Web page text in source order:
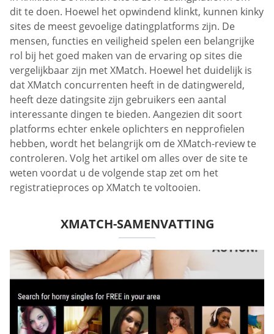
dit te doen. Hoewel het opwindend klinkt, kunnen kinky
sites de meest gevoelige datingplatforms zijn. De
mensen, functies en veiligheid spelen een belangrijke
rol bij het goed maken van de ervaring op sites die
vergelijkbaar zijn met XMatch. Hoewel het duidelijk is
dat XMatch concurrenten heeft in de datingwereld,
heeft deze datingsite zijn gebruikers een aantal
interessante dingen te bieden. Aangezien dit soort
platforms echter enkele oplichters en nepprofielen
hebben, wordt het belangrijk om de XMatch-review te
controleren. Volg het artikel om alles over de site te
weten voordat u de volgende stap zet om het
registratieproces op XMatch te voltooien.
XMATCH-SAMENVATTING